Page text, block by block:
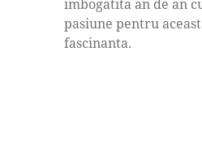
imbogatita an de an
pasiune pentru
fascinanta.